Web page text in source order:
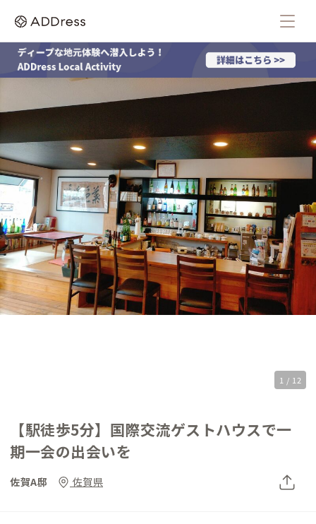
1 / 12
【駅徒歩5分】国際交流ゲストハウスで一
期一会の出会いを
佐賀A邸 佐賀県